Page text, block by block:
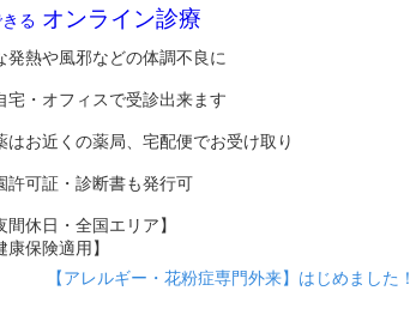
る オンライン診療
発熱や風邪などの体調不良に
宅・オフィスで受診出来ます
はお近くの薬局、宅配便でお受け取り
許可証・診断書も発行可
間休日・全国エリア】
康保険適用】
【アレルギー・花粉症専門外来】はじめました！